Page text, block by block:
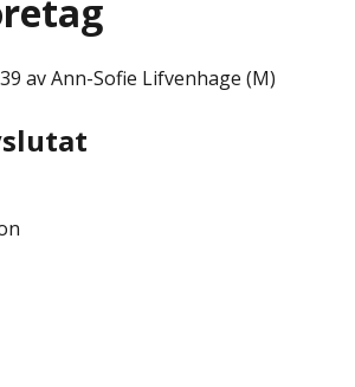
av Ann-Sofie Lifvenhage (M)